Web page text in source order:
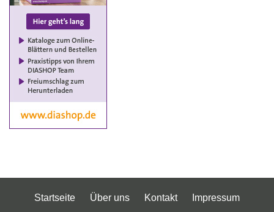
Startseite Über uns Kontakt
Impressum